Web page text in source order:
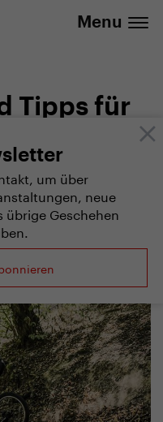
Menu
um über
neue
übrige Geschehen
Tipps für
nimmt von Jahr zu
bewusst, dass
hat. Was sollten
ersten